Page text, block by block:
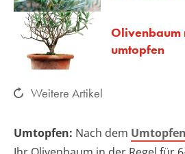
Olivenbaum
umtopfen
Weitere Artikel
Umtopfen: Nach dem Umtopfen